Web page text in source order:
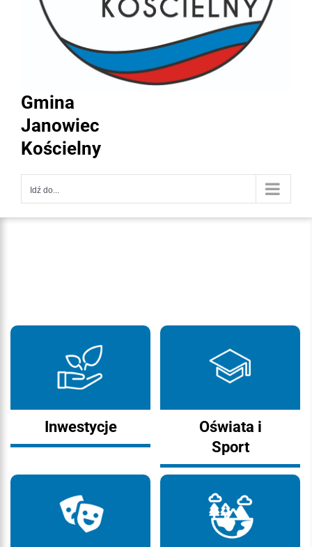
Gmina
Janowiec
Kościelny
Idź do...
Inwestycje
Oświata i
Sport